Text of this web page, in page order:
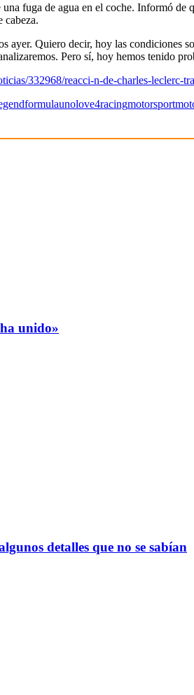
fuga de agua en el coche. Informó
cabeza.
ayer. Quiero decir, hoy las
Pero sí, hoy hemos tenido
332968/reacci-n-de-charles-leclerc-
formulaunolove4racingmotorsport
unido»
detalles que no se sabían